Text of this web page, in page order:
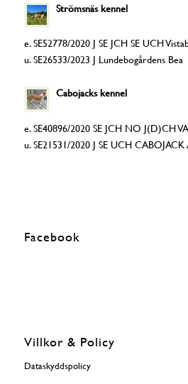
Strömsnäs kennel
e. SE52778/2020 J SE JCH SE UCH
u. SE26533/2023 J Lundebogårdens Bea
Cabojacks kennel
e. SE40896/2020 SE JCH NO J(D)CH
u. SE21531/2020 J SE UCH
Facebook
Villkor & Policy
Dataskyddspolicy